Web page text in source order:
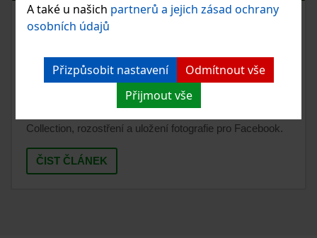
A také u našich partnerů a jejich zásad ochrany
osobních údajů
Přizpůsobit nastavení
Odmítnout vše
Přijmout vše
11.05.2021
FOTOGRAFIE LVA BERBERSKÉHO
Další z mých úprav ve Photoshopu CC. Tentokrát mládě
Collection, rozostření a uložení fotografie pro Facebook.
ČIST ČLÁNEK